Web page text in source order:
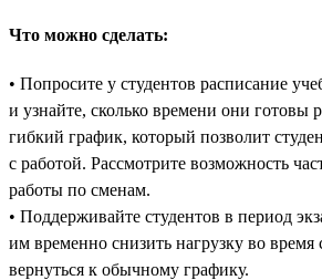
Что можно сделать:
• Попросите у студентов расписание
и узнайте, сколько времени они готовы
гибкий график, который позволит
с работой. Рассмотрите возможность
работы по сменам.
• Поддерживайте студентов в период
им временно снизить нагрузку во время
вернуться к обычному графику.